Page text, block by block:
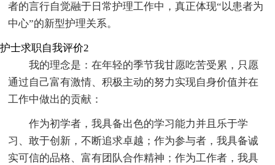
者的言行自觉融于日常护理工作中，真正体现“以患者为
中心”的新型护理关系。
护士求职自我评价2
我的理念是：在年轻的季节我甘愿吃苦受累，只愿
通过自己富有激情、积极主动的努力实现自身价值并在
工作中做出的贡献：
作为初学者，我具备出色的学习能力并且乐于学
习、敢于创新，不断追求卓越；作为参与者，我具备诚
实可信的品格、富有团队合作精神；作为工作者，我具